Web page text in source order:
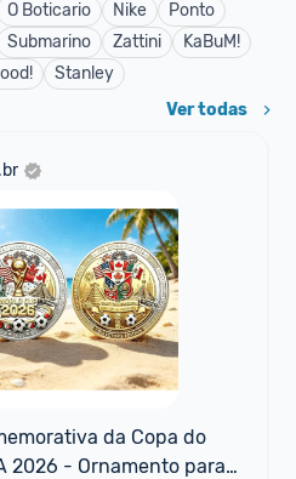
O Boticario Nike
Ponto
Submarino Zattini
KaBuM!
Stanley
Ver todas
da Copa do
2026 - Ornamento para